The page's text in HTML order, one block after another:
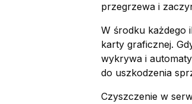
przegrzewa i
W środku każdego
karty graficznej.
wykrywa i
do uszkodzenia
Czyszczenie w